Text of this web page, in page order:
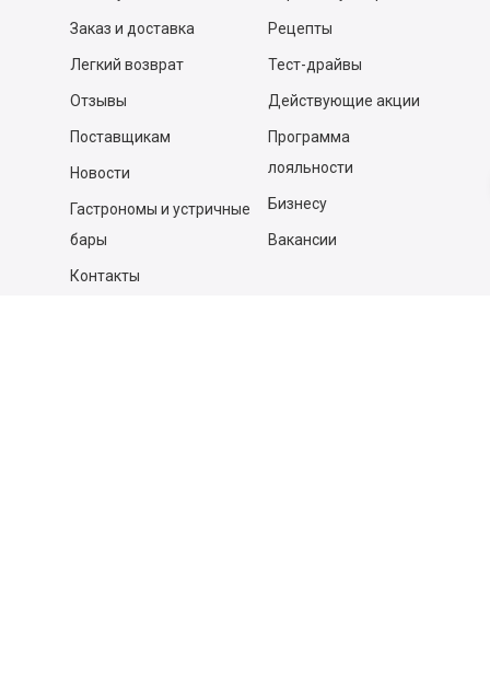
Заказ и доставка
Легкий возврат
Отзывы
Поставщикам
Новости
Гастрономы и устричные
бары
Контакты
Рецепты
Тест-драйвы
Действующие акции
Программа
лояльности
Бизнесу
Вакансии